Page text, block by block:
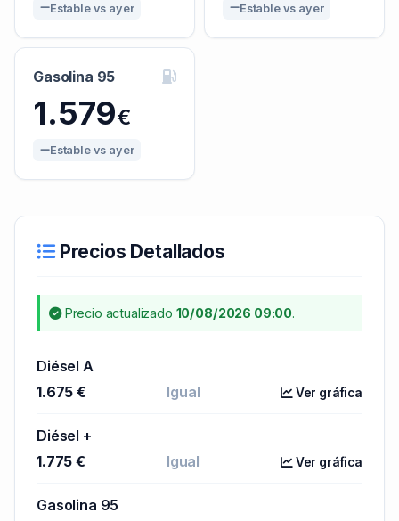
Estable vs ayer Estable vs ayer
Gasolina 95
1.579€
Estable vs ayer
Precios Detallados
Precio actualizado 10/08/2026 09:00.
Diésel A
1.675 €
Igual Ver gráfica
Diésel +
1.775 €
Igual Ver gráfica
Gasolina 95